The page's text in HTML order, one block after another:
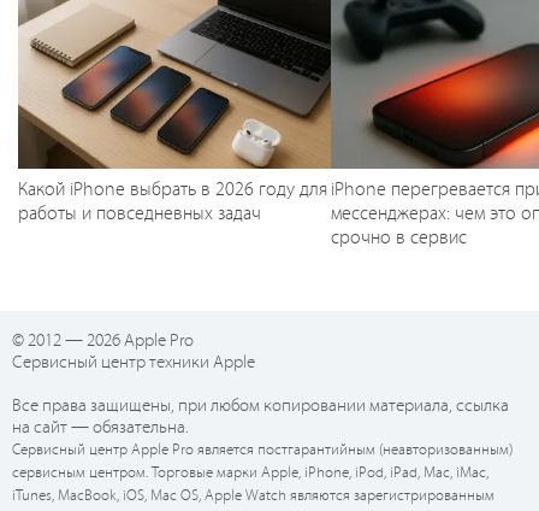
Какой iPhone выбрать в 2026 году для
работы и повседневных задач
iPhone перегревается
мессенджерах: чем это
срочно в сервис
© 2012 — 2026 Apple Pro
Сервисный центр техники Apple
Все права защищены, при любом копировании материала, ссылка
на сайт — обязательна.
Сервисный центр Apple Pro является постгарантийным (неавторизованным)
сервисным центром. Торговые марки Apple, iPhone, iPod, iPad, Mac, iMac,
iTunes, MacBook, iOS, Mac OS, Apple Watch являются зарегистрированным